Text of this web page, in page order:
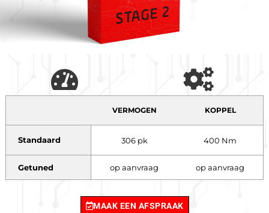
VERMOGEN KOPPEL
Standaard 306 pk 400 Nm
Getuned op aanvraag op aanvraag
MAAK EEN AFSPRAAK